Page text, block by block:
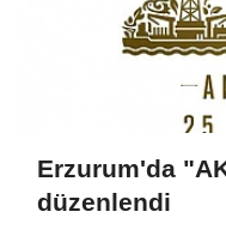
Erzurum'da
düzenlendi